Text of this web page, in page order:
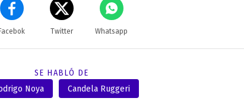
Facebok Twitter Whatsapp
SE HABLÓ DE
Noya
Candela Ruggeri